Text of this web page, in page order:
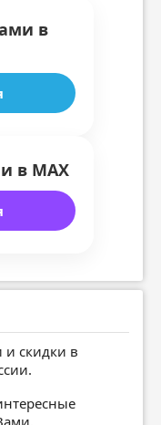
в
в MAX
и скидки в